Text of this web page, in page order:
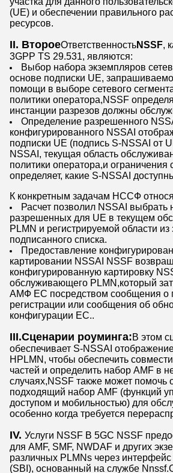
(UE) и обеспечении правильного
ресурсов.
II. ВтороеОтветственностьNSSF,
3GPP TS 29.531, являются:
Выбор набора экземпляров
основе подписки UE,
помощи в выборе сетевого
политики оператора,NSSF
инстанции разрезов должны
Определение разрешенного
конфигурированного NSSAI
подписки UE (подпись S-NSSAI от
NSSAI, текущая область
политики оператора,и ограничения
определяет, какие S-NSSAI
К конкретным задачам НССФ
Расчет позволил NSSAI выбрать
разрешенных для UE в текущем
PLMN и регистрируемой области
подписанного списка.
Предоставление
картировании NSSAI NSSF
конфигурированную картировку
обслуживающего PLMN,который
АМФ ЕС посредством сообщения о
регистрации или сообщения об
конфигурации ЕС..
III.Сценарии роуминга:В этом
обеспечивает S-NSSAI
HPLMN, чтобы обеспечить
частей и определить набор AMF в
случаях,NSSF также может помочь
подходящий набор AMF (функций
доступом и мобильностью) для
особенно когда требуется
IV. Услуги NSSF В 5GC NSSF
для AMF, SMF, NWDAF и других
различных PLMNs через
(SBI), основанный на службе